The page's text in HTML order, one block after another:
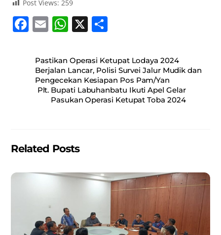
Post Views: 259
F
c
e
b
E
ai
l
W
at
s
A
p
X
ar
e
Pastikan Operasi Ketupat Lodaya 2024
Berjalan Lancar, Polisi Survei Jalur Mudik dan
Pengecekan Kesiapan Pos Pam/Yan
Plt. Bupati Labuhanbatu Ikuti Apel Gelar
Pasukan Operasi Ketupat Toba 2024
Related Posts